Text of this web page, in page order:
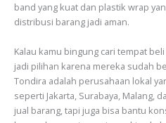
band yang kuat dan plastik wrap
distribusi barang jadi aman.
Kalau kamu bingung cari tempat
jadi pilihan karena mereka sudah
Tondira adalah perusahaan lokal
seperti Jakarta, Surabaya, Malang,
jual barang, tapi juga bisa bantu